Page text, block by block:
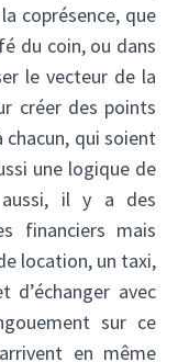
coprésence, que
du coin, ou dans
le vecteur de la
créer des points
qui soient
une logique de
aussi, il y a des
financiers mais
location, un taxi,
avec
sur ce
en même